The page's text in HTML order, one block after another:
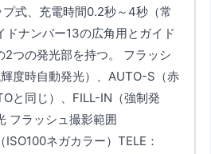
式、充電時間0.2秒～4秒（常
ドナンバー13の広角用とガイド
つの発光部を持つ。 フラッシ
度時自動発光）、AUTO-S（赤
と同じ）、FILL-IN（強制発
フラッシュ撮影範囲
ネガカラー）TELE：